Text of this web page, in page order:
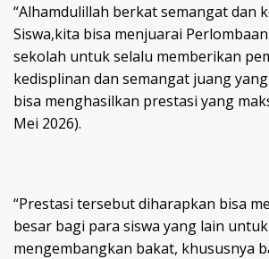
“Alhamdulillah berkat semangat dan
Siswa,kita bisa menjuarai
sekolah untuk selalu memberikan
kedisplinan dan semangat juang
bisa menghasilkan prestasi yang
Mei 2026).
“Prestasi tersebut diharapkan bisa
besar bagi para siswa yang lain
mengembangkan bakat, khususnya